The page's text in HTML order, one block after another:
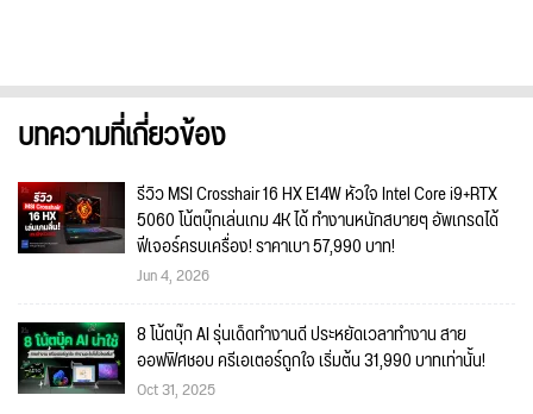
บทความที่เกี่ยวข้อง
รีวิว MSI Crosshair 16 HX E14W หัวใจ Intel Core i9+RTX
5060 โน้ตบุ๊กเล่นเกม 4K ได้ ทำงานหนักสบายๆ อัพเกรดได้
ฟีเจอร์ครบเครื่อง! ราคาเบา 57,990 บาท!
Jun 4, 2026
8 โน้ตบุ๊ก AI รุ่นเด็ดทำงานดี ประหยัดเวลาทำงาน สาย
ออฟฟิศชอบ ครีเอเตอร์ถูกใจ เริ่มต้น 31,990 บาทเท่านั้น!
Oct 31, 2025